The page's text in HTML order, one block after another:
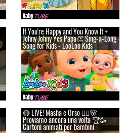
If You're Happy and You Know It +
Johny Johny Yes Papa👏 Sing-a-Long
Song for Kids - LooLoo Kids
🔴 LIVE! Masha e Orso 👱‍♀️🐻
Proviamo ancora una volta 🏆🥳
Cartoni animati per bambini